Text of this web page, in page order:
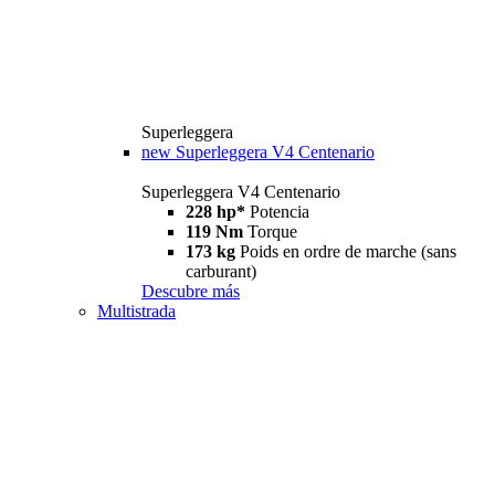
Superleggera
new Superleggera V4 Centenario
Superleggera V4 Centenario
228 hp* Potencia
119 Nm Torque
173 kg Poids en ordre de marche (sans
carburant)
Descubre más
Multistrada